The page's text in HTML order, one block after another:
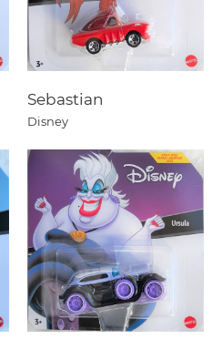
Sebastian
Disney